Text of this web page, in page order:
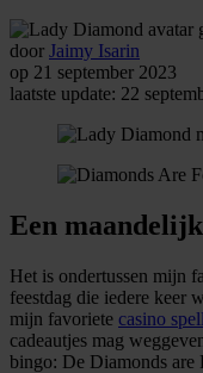
door Jaimy Isarin
op 21 september 2023
laatste update: 22
Een
Het is ondertussen mijn
feestdag die iedere keer
mijn favoriete casino
cadeautjes mag
bingo: De Diamonds are